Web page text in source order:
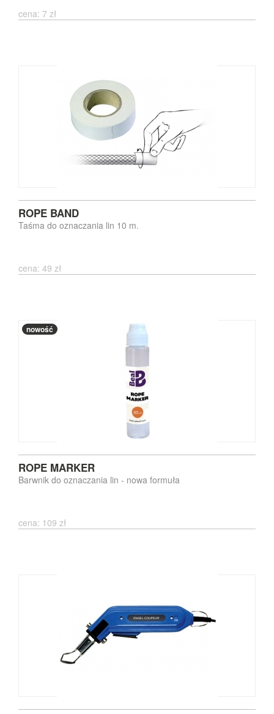
cena: 7 zł
ROPE BAND
Taśma do oznaczania lin 10 m.
cena: 49 zł
nowość
ROPE MARKER
Barwnik do oznaczania lin - nowa formuła
cena: 109 zł